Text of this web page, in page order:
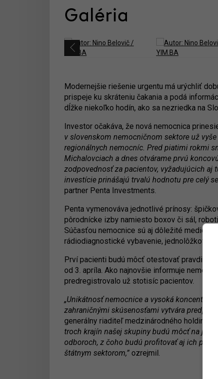
Galéria
Modernejšie riešenie urgentu má urýchliť
prispeje ku skráteniu čakania a podá
dĺžke niekoľko hodín, ako sa nezriedka na
Investor očakáva, že nová nemocnica
v slovenskom nemocničnom sektore už
regionálnych nemocníc. Pred piatimi rokmi
Michalovciach a dnes otvárame prvú
zodpovednosť za pacientov, vyžadujúcich aj
investície prinášajú trvalú hodnotu pre celý
partner Penta Investments.
Penta vymenováva jednotlivé prínosy:
pôrodnícke izby namiesto boxov či sál,
Súčasťou nemocnice sú aj dôležité
rádiodiagnostické vybavenie, jednolôžkový
Prví pacienti budú môcť otestovať
od 3. apríla. Ako najnovšie informuje
predregistrovalo už stotisíc pacientov.
„Unikátnosť nemocnice a vysoká
zahraničnými skúsenosťami vytvára
generálny riaditeľ medzinárodného
troch krajín našej skupiny budú môcť na jej
odboroch, z čoho budú profitovať aj ich
štátnym sektorom,” ozrejmil.